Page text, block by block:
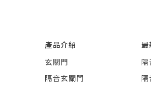
產品介紹
玄關門
隔音玄關門
最
隔
隔